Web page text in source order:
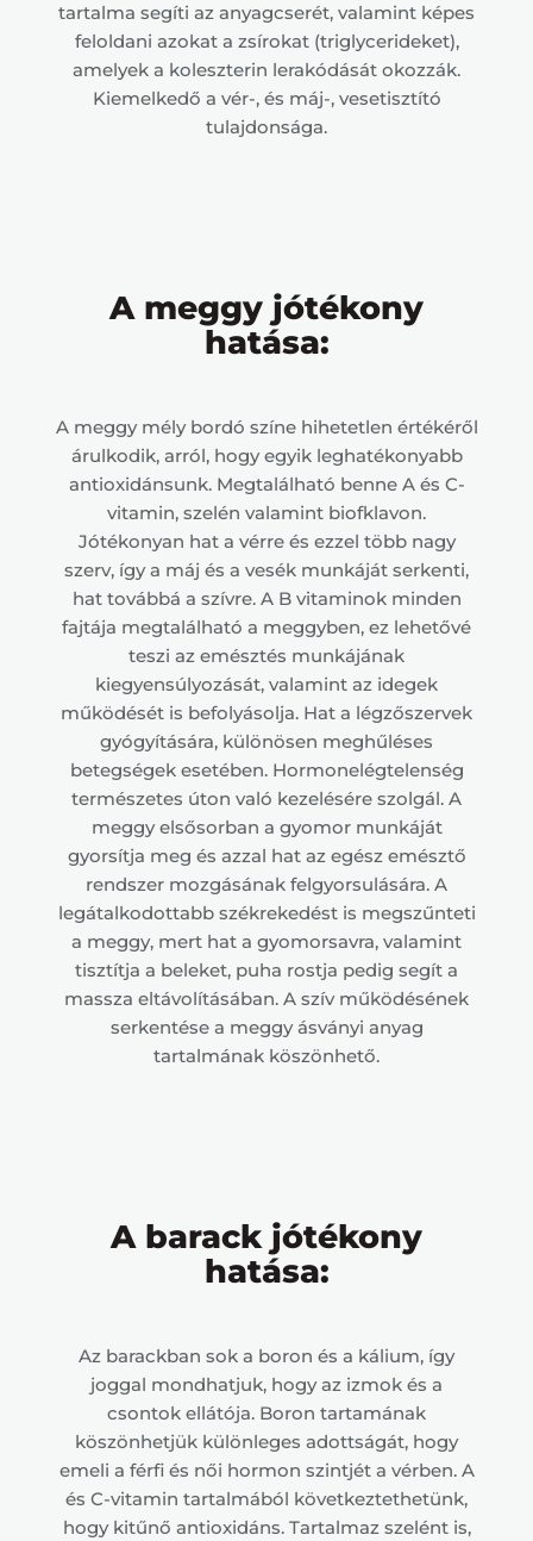
tartalma segíti az anyagcserét, valamint képes
feloldani azokat a zsírokat (triglycerideket),
amelyek a koleszterin lerakódását okozzák.
Kiemelkedő a vér-, és máj-, vesetisztító
tulajdonsága.
A meggy jótékony
hatása:
A meggy mély bordó színe hihetetlen értékéről
árulkodik, arról, hogy egyik leghatékonyabb
antioxidánsunk. Megtalálható benne A és C-
vitamin, szelén valamint biofklavon.
Jótékonyan hat a vérre és ezzel több nagy
szerv, így a máj és a vesék munkáját serkenti,
hat továbbá a szívre. A B vitaminok minden
fajtája megtalálható a meggyben, ez lehetővé
teszi az emésztés munkájának
kiegyensúlyozását, valamint az idegek
működését is befolyásolja. Hat a légzőszervek
gyógyítására, különösen meghűléses
betegségek esetében. Hormonelégtelenség
természetes úton való kezelésére szolgál. A
meggy elsősorban a gyomor munkáját
gyorsítja meg és azzal hat az egész emésztő
rendszer mozgásának felgyorsulására. A
legátalkodottabb székrekedést is megszűnteti
a meggy, mert hat a gyomorsavra, valamint
tisztítja a beleket, puha rostja pedig segít a
massza eltávolításában. A szív működésének
serkentése a meggy ásványi anyag
tartalmának köszönhető.
A barack jótékony
hatása:
Az barackban sok a boron és a kálium, így
joggal mondhatjuk, hogy az izmok és a
csontok ellátója. Boron tartamának
köszönhetjük különleges adottságát, hogy
emeli a férfi és női hormon szintjét a vérben. A
és C-vitamin tartalmából következtethetünk,
hogy kitűnő antioxidáns. Tartalmaz szelént is,